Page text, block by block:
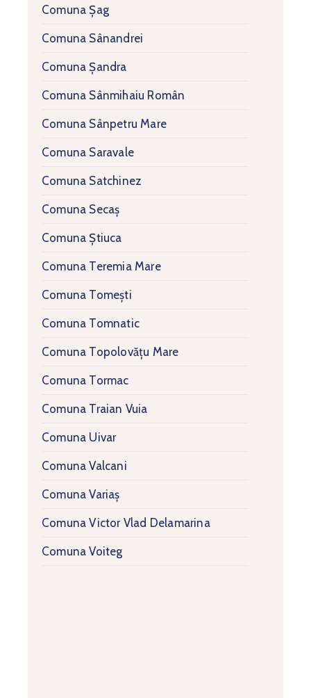
Comuna Șag
Comuna Sânandrei
Comuna Șandra
Comuna Sânmihaiu Român
Comuna Sânpetru Mare
Comuna Saravale
Comuna Satchinez
Comuna Secaș
Comuna Știuca
Comuna Teremia Mare
Comuna Tomești
Comuna Tomnatic
Comuna Topolovățu Mare
Comuna Tormac
Comuna Traian Vuia
Comuna Uivar
Comuna Valcani
Comuna Variaș
Comuna Victor Vlad Delamarina
Comuna Voiteg